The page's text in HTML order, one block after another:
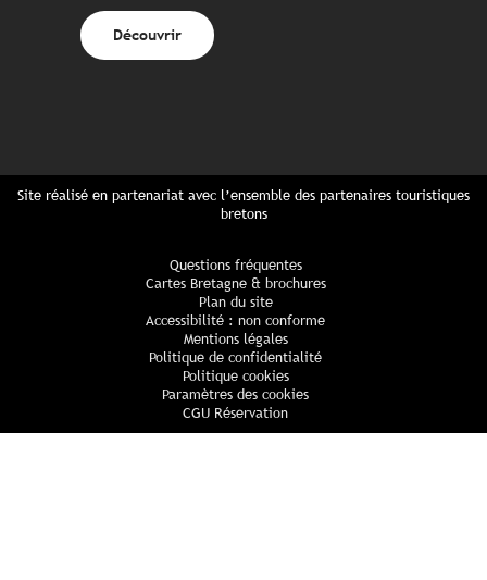
Découvrir
Site réalisé en partenariat avec l’ensemble des partenaires touristiques
bretons
Questions fréquentes
Cartes Bretagne & brochures
Plan du site
Accessibilité : non conforme
Mentions légales
Politique de confidentialité
Politique cookies
Paramètres des cookies
CGU Réservation